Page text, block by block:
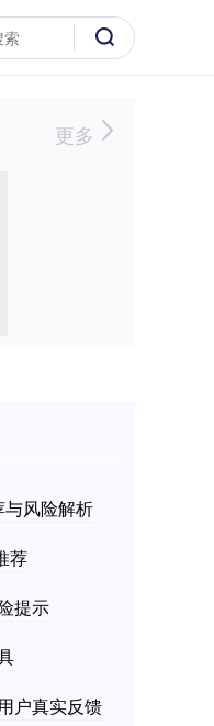
更多
风险解析
荐
提示
户真实反馈